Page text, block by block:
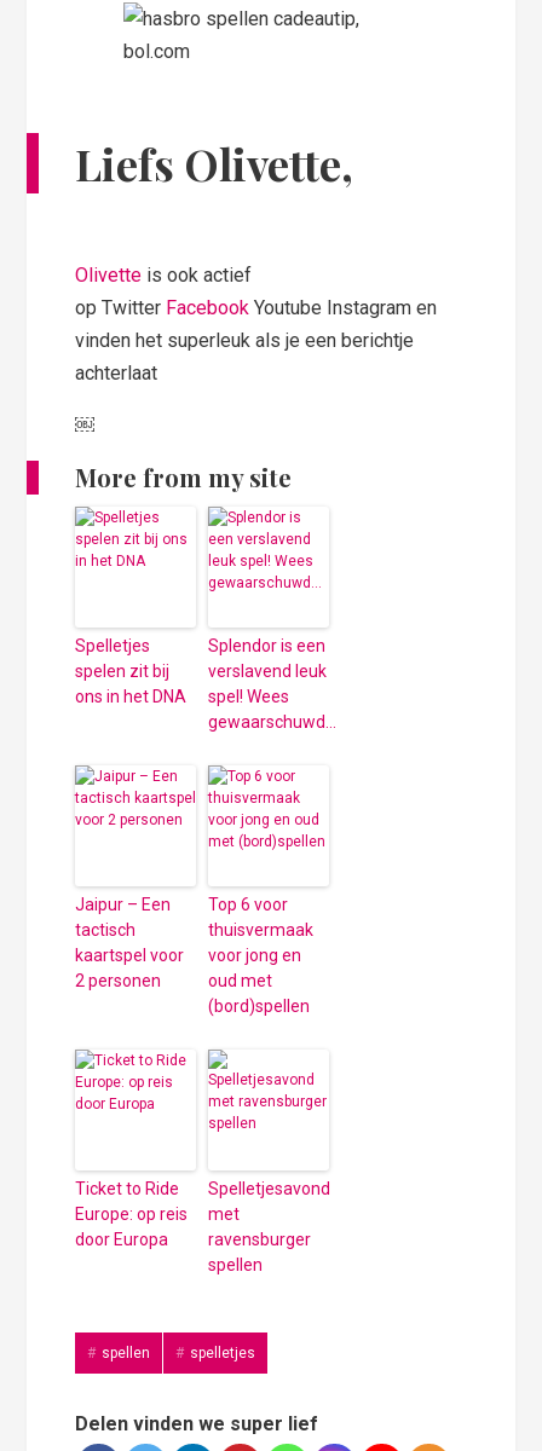
Liefs Olivette,
Olivette is ook actief
op Twitter Facebook Youtube Instagram en
vinden het superleuk als je een berichtje
achterlaat
￼
More from my site
Spelletjes
spelen zit bij
ons in het DNA
Splendor is een
verslavend leuk
spel! Wees
gewaarschuwd…
Jaipur – Een
tactisch
kaartspel voor
2 personen
Top 6 voor
thuisvermaak
voor jong en
oud met
(bord)spellen
Ticket to Ride
Europe: op reis
door Europa
Spelletjesavond
met
ravensburger
spellen
spellen spelletjes
Delen vinden we super lief